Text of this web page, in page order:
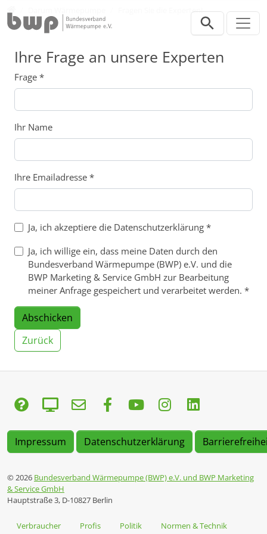
Fragen Sie die Experten!
Ihre Frage an unsere Experten
Frage *
Ihr Name
Ihre Emailadresse *
Ja, ich akzeptiere die Datenschutzerklärung *
Ja, ich willige ein, dass meine Daten durch den
Bundesverband Wärmepumpe (BWP) e.V. und die
BWP Marketing & Service GmbH zur Bearbeitung
meiner Anfrage gespeichert und verarbeitet werden. *
Abschicken
Zurück
Impressum Datenschutzerklärung
© 2026 Bundesverband Wärmepumpe (BWP) e.V. und BWP Marketing
& Service GmbH
Hauptstraße 3, D-10827 Berlin
Verbraucher Profis Politik Normen & Technik